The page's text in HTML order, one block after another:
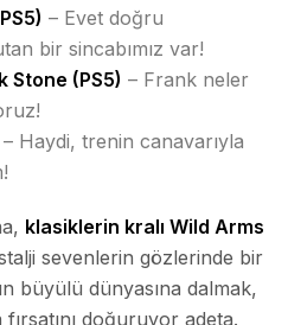
– Evet doğru
bir sincabımız var!
Stone (PS5) – Frank neler
– Haydi, trenin canavarıyla
klasiklerin kralı Wild Arms
sevenlerin gözlerinde bir
büyülü dünyasına dalmak,
doğuruyor adeta.